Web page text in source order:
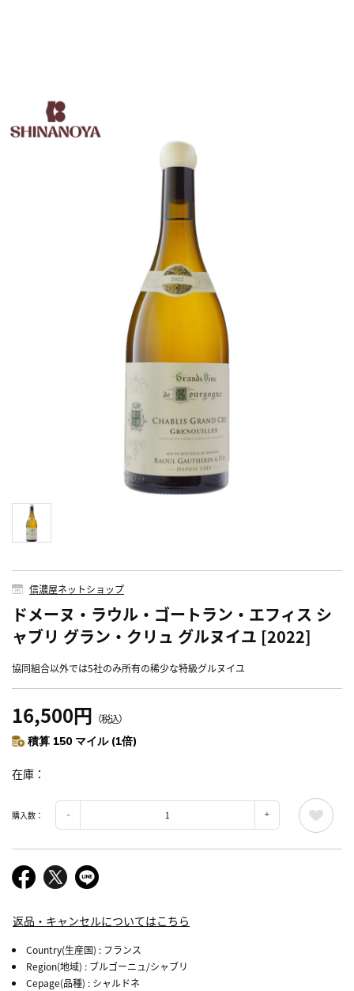
信濃屋ネットショップ
ドメーヌ・ラウル・ゴートラン・エフィス シ
ャブリ グラン・クリュ グルヌイユ [2022]
協同組合以外では5社のみ所有の稀少な特級グルヌイユ
16,500円 （税込）
積算 150 マイル (1倍)
在庫
購入数：
返品・キャンセルについてはこちら
Country(生産国) : フランス
Region(地域) : ブルゴーニュ/シャブリ
Cepage(品種) : シャルドネ